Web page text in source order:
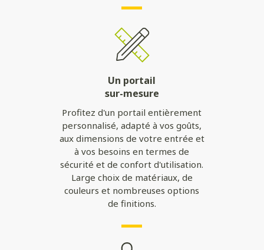
Un portail
sur-mesure
Profitez d'un portail entièrement
personnalisé, adapté à vos goûts,
aux dimensions de votre entrée et
à vos besoins en termes de
sécurité et de confort d'utilisation.
Large choix de matériaux, de
couleurs et nombreuses options
de finitions.